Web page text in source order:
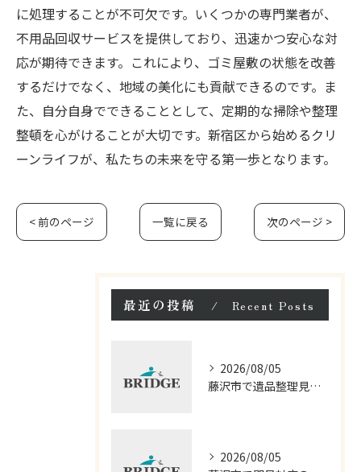
に処理することが不可欠です。いくつかの専門業者が、
不用品回収サービスを提供しており、迅速かつ安心な対
応が期待できます。これにより、ゴミ屋敷の状態を改善
するだけでなく、地域の美化にも貢献できるのです。ま
た、自分自身でできることとして、定期的な掃除や整理
整頓を心がけることが大切です。新宿区から始めるクリ
ーンライフが、私たちの未来を守る第一歩となります。
< 前のページ 一覧に戻る 次のページ >
最近の投稿 Recent Posts
2026/08/05
藤沢市で遺品整理見積もりと料金を比較
2026/08/05